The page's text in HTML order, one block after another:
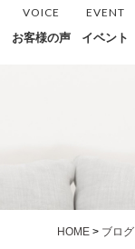
VOICE
お客様の声
EVENT
イベント
HOME > ブログ